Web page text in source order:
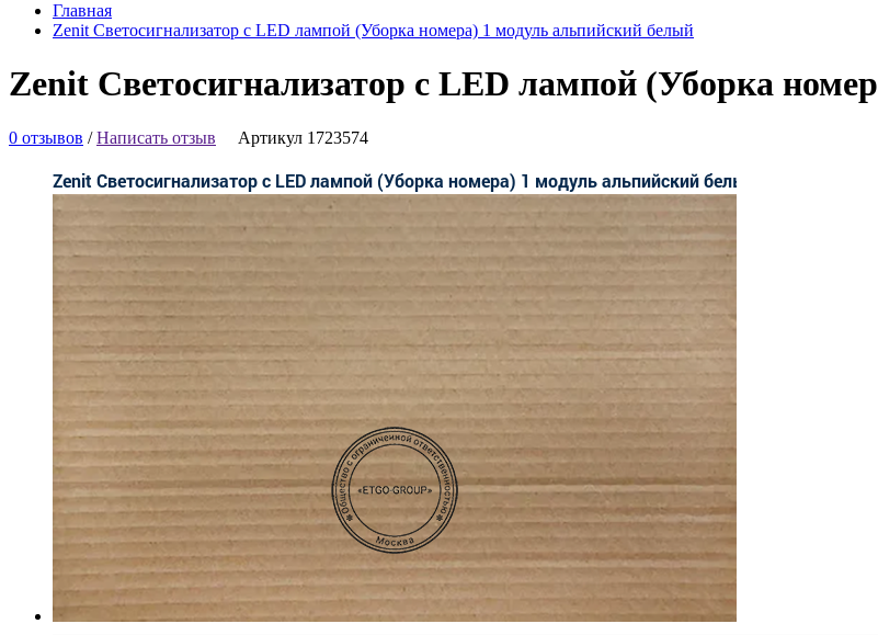
Главная
Zenit Светосигнализатор с LED лампой (Уборка номера) 1 модуль альпийский белый
Zenit Светосигнализатор с LED лампой (Уборка
0 отзывов /Написать отзыв Артикул 1723574